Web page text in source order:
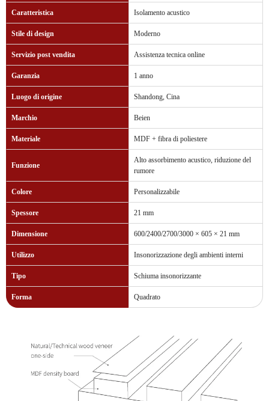
Caratteristica Isolamento acustico
Stile di design Moderno
Servizio post vendita Assistenza tecnica online
Garanzia 1 anno
Luogo di origine Shandong, Cina
Marchio Beien
Materiale MDF + fibra di poliestere
Funzione
Alto assorbimento acustico, riduzione del
rumore
Colore Personalizzabile
Spessore 21 mm
Dimensione 600/2400/2700/3000 × 605 × 21 mm
Utilizzo Insonorizzazione degli ambienti interni
Tipo Schiuma insonorizzante
Forma Quadrato